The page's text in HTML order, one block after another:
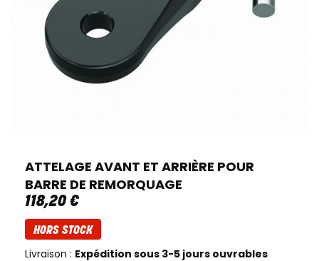
ATTELAGE AVANT ET ARRIÈRE POUR
BARRE DE REMORQUAGE
118,20€
HORS STOCK
Livraison : Expédition sous 3-5 jours ouvrables